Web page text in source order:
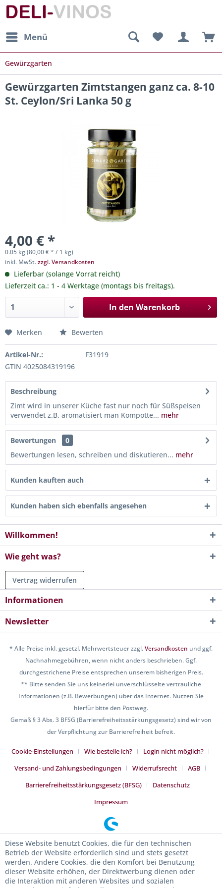
Menü
Gewürzgarten
Gewürzgarten Zimtstangen ganz ca. 8-10
St. Ceylon/Sri Lanka 50 g
4,00 € *
0.05 kg (80,00 € * / 1 kg)
inkl. MwSt.zzgl. Versandkosten
Lieferbar (solange Vorrat reicht)
Lieferzeit ca.: 1 - 4 Werktage (montags bis freitags).
In den Warenkorb
Merken Bewerten
Artikel-Nr.:
F31919
GTIN 4025084319196
Beschreibung
Zimt wird in unserer Küche fast nur noch für Süßspeisen
verwendet z.B. aromatisiert man Kompotte... mehr
Bewertungen
0
Bewertungen lesen, schreiben und diskutieren... mehr
Kunden kauften auch
Kunden haben sich ebenfalls angesehen
Willkommen!
Wie geht was?
Vertrag widerrufen
Informationen
Newsletter
* Alle Preise inkl. gesetzl. Mehrwertsteuer zzgl.Versandkosten und ggf.
Nachnahmegebühren, wenn nicht anders beschrieben. Ggf.
durchgestrichene Preise entsprechen unserem bisherigen Preis.
** Bitte senden Sie uns keinerlei unverschlüsselte vertrauliche
Informationen (z.B. Bewerbungen) über das Internet. Nutzen Sie
hierfür bitte den Postweg.
Gemäß § 3 Abs. 3 BFSG (Barrierefreiheitsstärkungsgesetz) sind wir von
der Verpflichtung zur Barrierefreiheit befreit.
Cookie-Einstellungen Wie bestelle ich?
Login nicht möglich?
Versand- und Zahlungsbedingungen
Widerrufsrecht
AGB
Barrierefreiheitsstärkungsgesetz (BFSG)
Datenschutz
Impressum
Diese Website benutzt Cookies, die für den technischen
Betrieb der Website erforderlich sind und stets gesetzt
werden. Andere Cookies, die den Komfort bei Benutzung
dieser Website erhöhen, der Direktwerbung dienen oder
die Interaktion mit anderen Websites und sozialen